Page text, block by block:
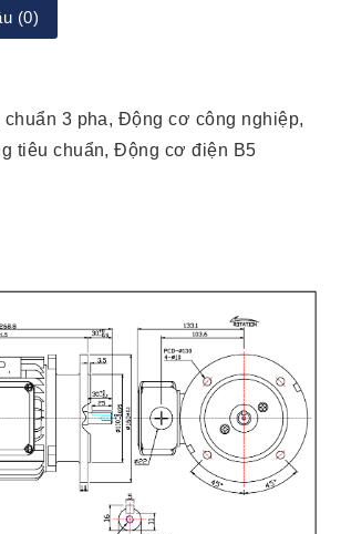
(0)
3 pha, Động cơ công nghiệp,
tiêu chuẩn, Động cơ điện B5